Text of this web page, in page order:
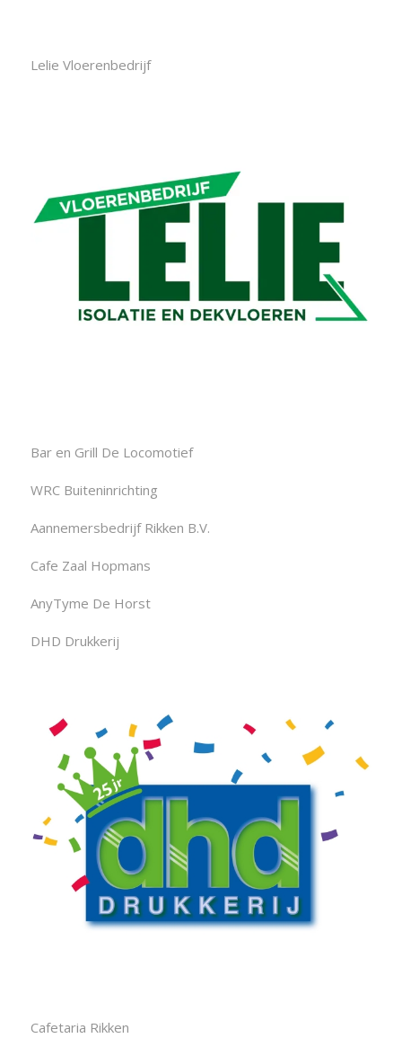
Lelie Vloerenbedrijf
Bar en Grill De Locomotief
WRC Buiteninrichting
Aannemersbedrijf Rikken B.V.
Cafe Zaal Hopmans
AnyTyme De Horst
DHD Drukkerij
Cafetaria Rikken